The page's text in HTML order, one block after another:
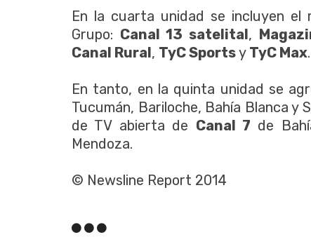
En la cuarta unidad se incluyen
Grupo: Canal 13 satelital,
Canal Rural, TyC Sportsy TyC Max.
En tanto, en la quinta unidad se
Tucumán, Bariloche, Bahía Blanca y
de TV abierta de Canal 7 de
Mendoza.
© Newsline Report 2014